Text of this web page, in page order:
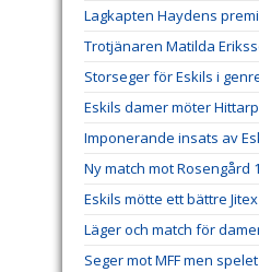
Lagkapten Haydens
Trotjänaren Matilda
Storseger för Eskils i
Eskils damer möter
Imponerande insats av
Ny match mot Rosengård
Eskils mötte ett bättre Jitex
Läger och match för
Seger mot MFF men